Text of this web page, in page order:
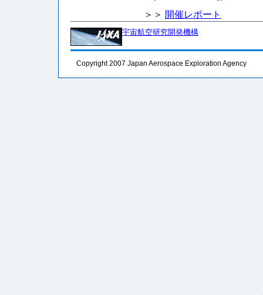
＞＞ 開催レポート
宇宙航空研究開発機構
Copyright 2007 Japan Aerospace Exploration Agency